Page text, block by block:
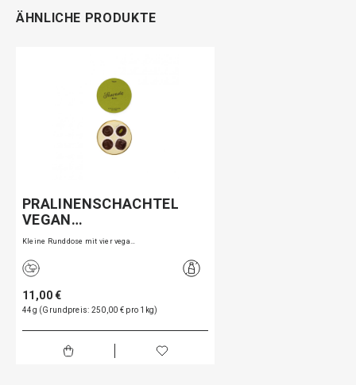
ÄHNLICHE PRODUKTE
PRALINENSCHACHTEL
VEGAN…
Kleine Runddose mit vier vega…
11,00 €
44g (Grundpreis: 250,00 € pro 1kg)